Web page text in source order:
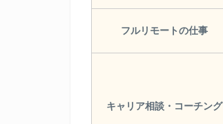
フルリモートの仕事
キャリア相談・コーチング